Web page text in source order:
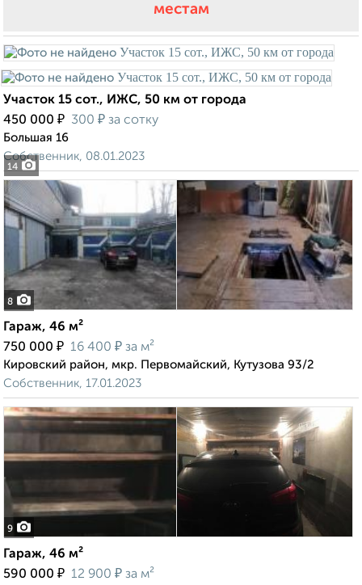
местам
14
Участок 15 сот., ИЖС, 50 км от города
450 000 ₽ 300 ₽ за сотку
Большая 16
Собственник, 08.01.2023
8
Гараж, 46 м²
750 000 ₽ 16 400 ₽ за м²
Кировский район, мкр. Первомайский, Кутузова 93/2
Собственник, 17.01.2023
9
Гараж, 46 м²
590 000 ₽ 12 900 ₽ за м²